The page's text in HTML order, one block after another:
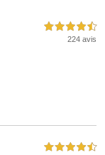
4,5 étoiles sur 5
224 avis
4,5 étoiles sur 5